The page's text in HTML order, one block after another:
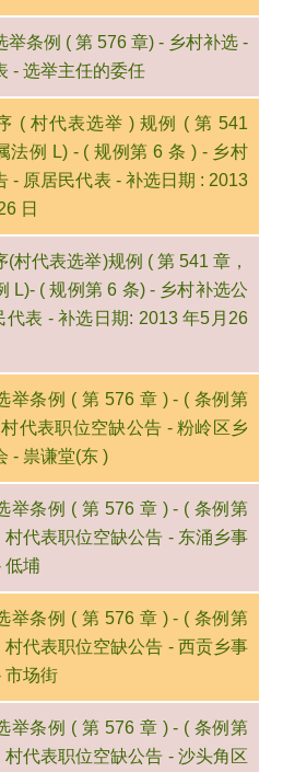
举条例 ( 第 576 章) - 乡村补选 -
- 选举主任的委任
( 村代表选举 ) 规例 ( 第 541
法例 L) - ( 规例第 6 条 ) - 乡村
- 原居民代表 - 补选日期 : 2013
日
(村代表选举)规例 ( 第 541 章，
L)- ( 规例第 6 条) - 乡村补选公
代表 - 补选日期: 2013 年5月26
举条例 ( 第 576 章 ) - ( 条例第
代表职位空缺公告 - 粉岭区乡
- 祟谦堂(东 )
举条例 ( 第 576 章 ) - ( 条例第
村代表职位空缺公告 - 东涌乡事
低埔
举条例 ( 第 576 章 ) - ( 条例第
村代表职位空缺公告 - 西贡乡事
市场街
举条例 ( 第 576 章 ) - ( 条例第
村代表职位空缺公告 - 沙头角区